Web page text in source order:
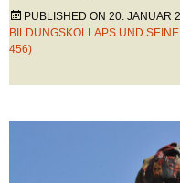
PUBLISHED ON 20. JANUAR
BILDUNGSKOLLAPS UND
456)